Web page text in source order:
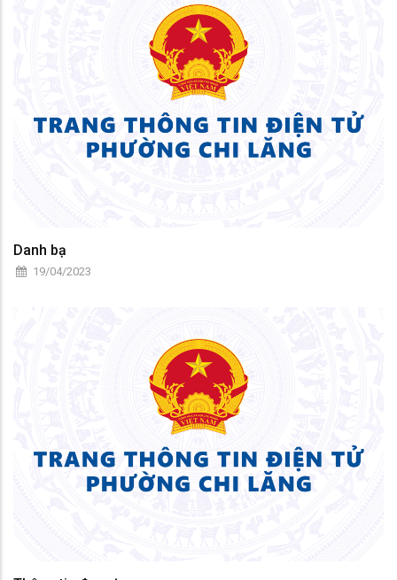
Danh bạ
19/04/2023